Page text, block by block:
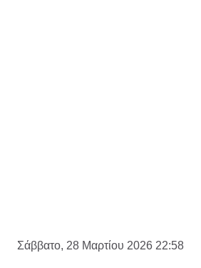
Σάββατο, 28 Μαρτίου 2026 22:58